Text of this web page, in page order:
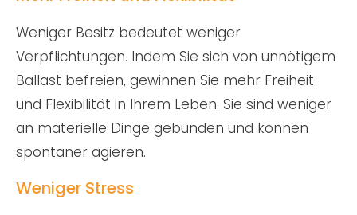
Weniger Besitz bedeutet weniger
Verpflichtungen. Indem Sie sich von unnötigem
Ballast befreien, gewinnen Sie mehr Freiheit
und Flexibilität in Ihrem Leben. Sie sind weniger
an materielle Dinge gebunden und können
spontaner agieren.
Weniger Stress